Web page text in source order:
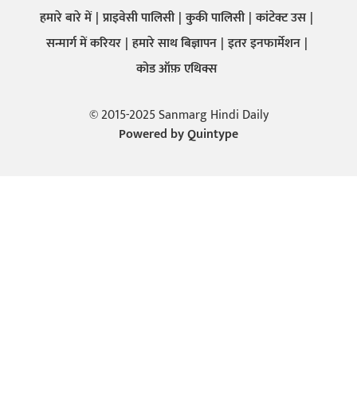
हमारे बारे में प्राइवेसी पालिसी कुकी पालिसी कांटेक्ट उस
सन्मार्ग में करियर हमारे साथ बिज्ञापन इतर इनफार्मेशन
कोड ऑफ़ एथिक्स
© 2015-2025 Sanmarg Hindi Daily
Powered byQuintype